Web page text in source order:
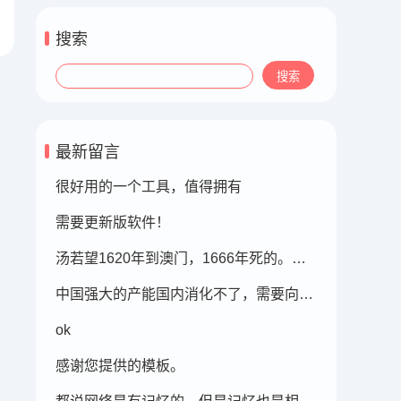
搜索
最新留言
很好用的一个工具，值得拥有
需要更新版软件！
汤若望1620年到澳门，1666年死的。此时的明朝东北地区已经被后金国成立了，在明朝灭亡的崇祯年间，汤若望还能和明朝天文学家一起到东北地区做这个制定历法的比赛，很强大啊。鹤岗，在今天的黑龙江省东部的鹤岗市
中国强大的产能国内消化不了，需要向外转移。
ok
感谢您提供的模板。